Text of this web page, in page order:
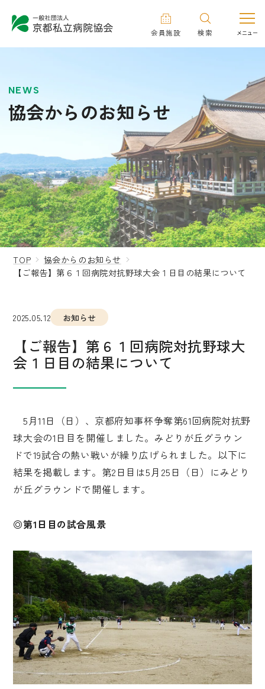
会員施設 検索
NEWS
協会からのお知らせ
TOP
協会からのお知らせ
【ご報告】第６１回病院対抗野球大会１日目の結果について
2025.05.12 お知らせ
【ご報告】第６１回病院対抗野球大
会１日目の結果について
5月11日（日）、京都府知事杯争奪第61回病院対抗野
球大会の1日目を開催しました。みどりが丘グラウン
ドで19試合の熱い戦いが繰り広げられました。以下に
結果を掲載します。第2日目は5月25日（日）にみどり
が丘グラウンドで開催します。
◎第1日目の試合風景